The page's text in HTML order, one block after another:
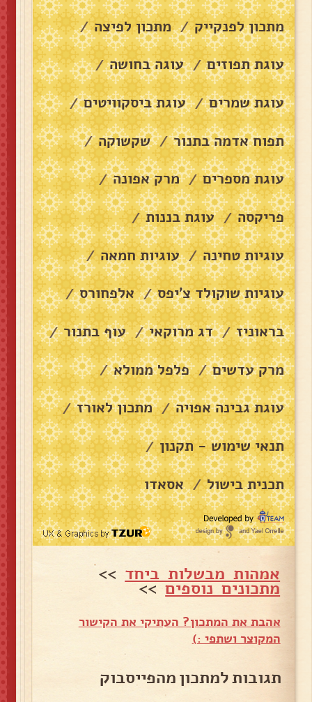
מתכון לפנקייק / מתכון לפיצה /
עוגת תפוזים / עוגה בחושה /
עוגת שמרים / עוגת ביסקוויטים /
תפוח אדמה בתנור / שקשוקה /
עוגת מספרים / מרק אפונה /
פריקסה / עוגת בננות /
עוגיות טחינה / עוגיות חמאה /
עוגיות שוקולד צ׳יפס / אלפחורס /
בראוניז / דג מרוקאי / עוף בתנור /
מרק עדשים / פלפל ממולא /
עוגת גבינה אפויה / מתכון לאורז /
תנאי שימוש - תקנון /
תכנית בישול / אסאדו
אמהות מבשלות ביחד >>
מתכונים נוספים>>
אהבת את המתכון? העתיקי את הקישור
המקוצר ושתפי :)
תגובות למתכון מהפייסבוק